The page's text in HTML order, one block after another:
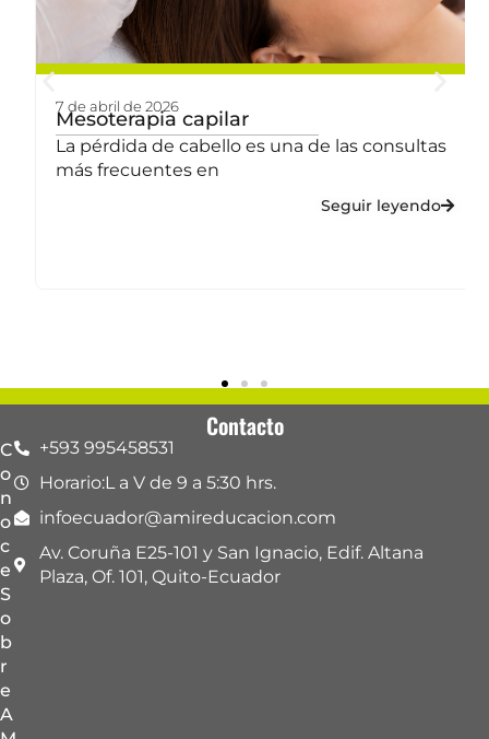
7 de abril de 2026
Mesoterapia capilar
La pérdida de cabello es una de las consultas
más frecuentes en
Seguir leyendo
C
o
n
o
c
e
S
o
b
r
e
A
Contacto
+593 995458531
Horario:L a V de 9 a 5:30 hrs.
infoecuador@amireducacion.com
Av. Coruña E25-101 y San Ignacio, Edif. Altana
Plaza, Of. 101, Quito-Ecuador